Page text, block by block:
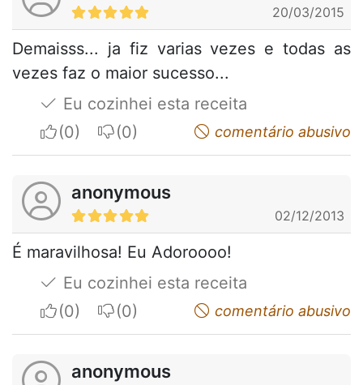
20/03/2015
Demaisss... ja fiz varias vezes e todas as
vezes faz o maior sucesso...
Eu cozinhei esta receita
I apreciateI do not appreciatecomentário abusivo
anonymous
02/12/2013
É maravilhosa! Eu Adoroooo!
Eu cozinhei esta receita
I apreciateI do not appreciatecomentário abusivo
anonymous